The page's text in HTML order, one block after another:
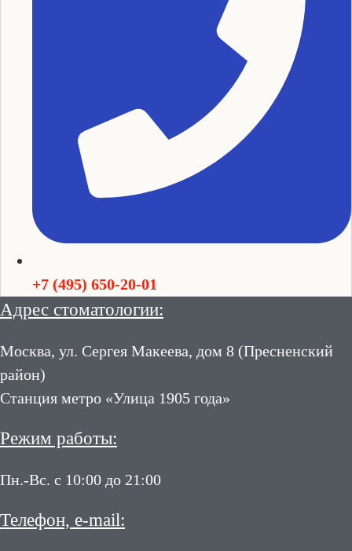
+7 (495) 650-20-01
Адрес стоматологии:
Москва, ул. Сергея Макеева, дом 8 (Пресненский
район)
Станция метро «Улица 1905 года»
Режим работы:
Пн.-Вс. с 10:00 до 21:00
Телефон, e-mail: